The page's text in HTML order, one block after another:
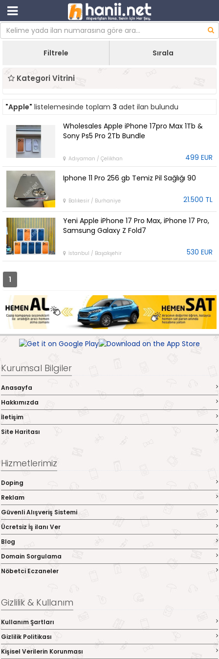
Filtrele Sırala
Kategori Vitrini
"Apple" listelemesinde toplam 3 adet ilan bulundu
Wholesales Apple iPhone 17pro Max 1Tb &
Sony Ps5 Pro 2Tb Bundle
Adıyaman / Çelikhan 499 EUR
Iphone 11 Pro 256 gb Temiz Pil Sağlığı 90
Balıkesir / Burhaniye 21.500 TL
Yeni Apple iPhone 17 Pro Max, iPhone 17 Pro,
Samsung Galaxy Z Fold7
İstanbul / Başakşehir 530 EUR
1
Kurumsal Bilgiler
Anasayfa
Hakkımızda
İletişim
Site Haritası
Hizmetlerimiz
Doping
Reklam
Güvenli Alışveriş Sistemi
Ücretsiz İş ilanı Ver
Blog
Domain Sorgulama
Nöbetci Eczaneler
Gizlilik & Kullanım
Kullanım Şartları
Gizlilik Politikası
Kişisel Verilerin Korunması